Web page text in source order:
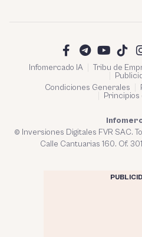
Infomercado IA Tribu de
Condiciones Generales
Principios
© Inversiones Digitales FVR SAC.
Calle Cantuarias 160. Of.